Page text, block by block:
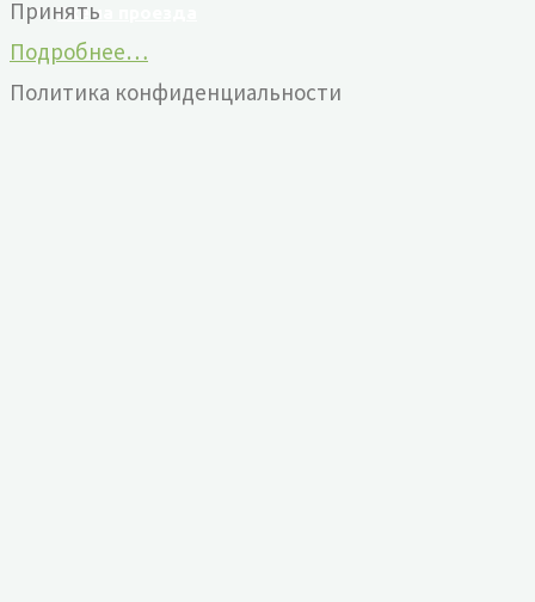
Схема проезда
Принять
Подробнее…
Политика конфиденциальности